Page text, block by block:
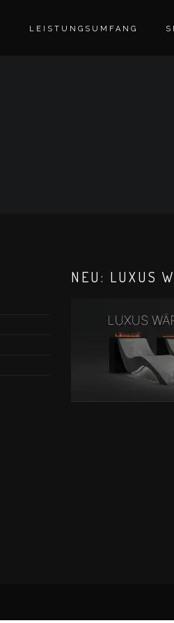
LEISTUNGSUMFANG
NEU: LUXUS